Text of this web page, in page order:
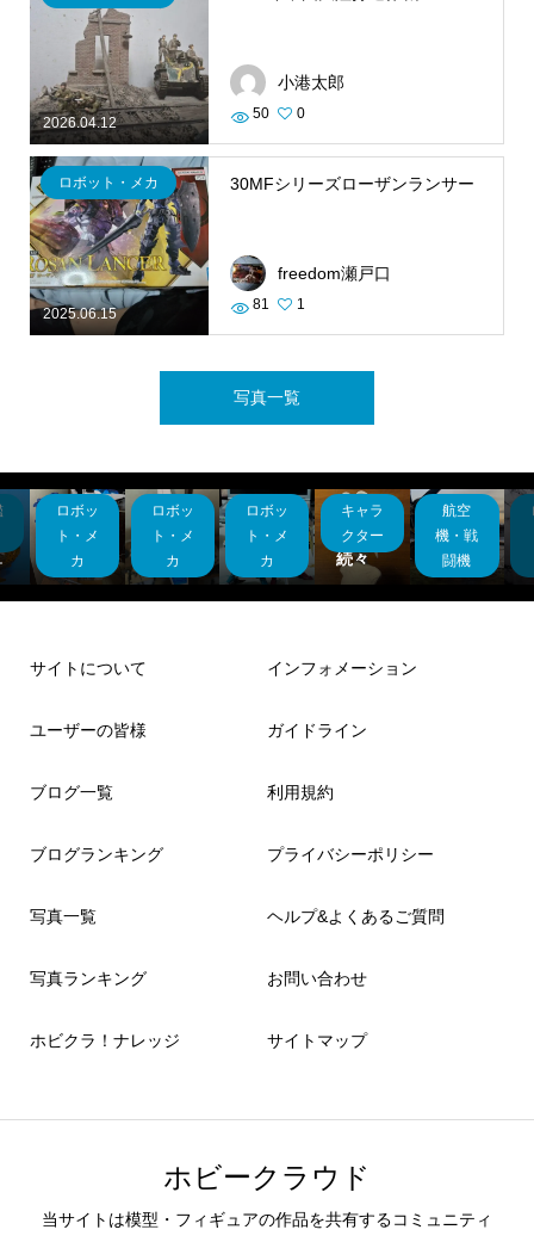
2026.04.12
小港太郎
50 0
2025.06.15
ロボット・メカ 30MFシリーズローザンランサー
freedom瀬戸口
81 1
写真一覧
ラ
ー
と
航空
機・戦
サンダ
ーボル
トp4...
ロボッ
ト・メ
制作日
誌 司
馬懿...
ロボッ
ト・メ
プロヴ
ェデタ
ウロ...
ロボッ
ト・メ
ハセガ
ワ ザ
ブン...
キャラ
クター
バンダ
イフィ
ギュ...
サイトについて
ユーザーの皆様
ブログ一覧
ブログランキング
写真一覧
写真ランキング
ホビクラ！ナレッジ
インフォメーション
ガイドライン
利用規約
プライバシーポリシー
ヘルプ&よくあるご質問
お問い合わせ
サイトマップ
ホビークラウド
当サイトは模型・フィギュアの作品を共有するコミュニティ